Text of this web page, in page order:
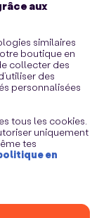
aux
similaires
boutique en
collecter des
des
personnalisées
tous les cookies.
uniquement
tes
en